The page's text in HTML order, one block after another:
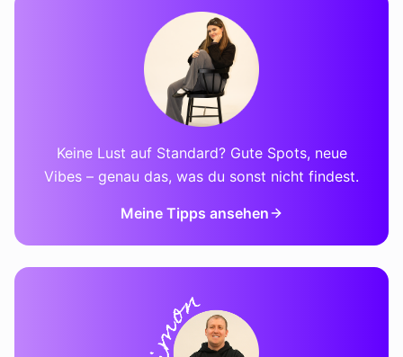
Keine Lust auf Standard? Gute Spots, neue
Vibes – genau das, was du sonst nicht findest.
Meine Tipps ansehen